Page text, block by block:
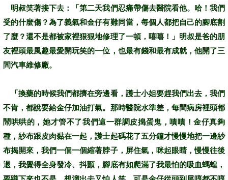
明叔笑著接下去：「第二天我們忍痛帶傷去醫院看他。哈！我們
受的什麼傷？為了義氣和金仔有難同當，每個人都把自己的腳底割
了麼？還不是都被家裡狠狠地修理了一頓，嘻嘻！」明叔是爸的朋
友裡頭最風趣最愛開玩笑的一位，也最有錢和最有成就，他開了三
間汽車維修廠。
「換藥的時候我們都擠在旁邊看，護士小姐要趕我們出去，我們
不肯，都說要給金仔加油打氣。那時醫院水準差，每間病房裡頭都
鬧哄哄的，她才管不了我們這一群調皮搗蛋鬼，嘖嘖！金仔真夠
種，紗布跟皮肉黏在一起，護士起碼花了五分鐘才慢慢地把一邊紗
布揭開來，我們一個一個縮著脖子，屏住氣，咪起眼睛，慢慢往後
退，我覺得全身發冷、抖顫，腳底有如爬滿了我最怕的吸血螞蝗，